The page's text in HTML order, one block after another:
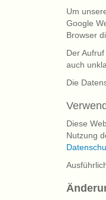
Um
Google
Browser
Der
auch
Die
Diese
Nutzung